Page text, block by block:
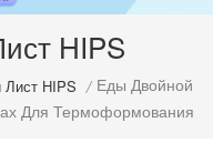
HIPS
Лист HIPS / Еды Двойной
Для Термоформования